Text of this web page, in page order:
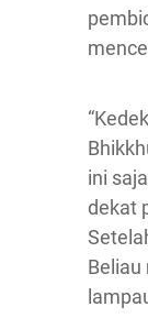
ini
dekat
Beliau